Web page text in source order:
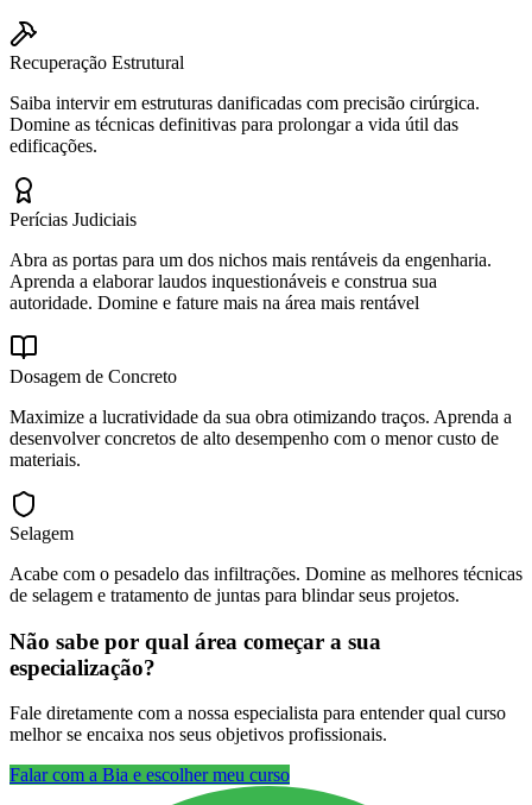
Recuperação Estrutural
Saiba intervir em estruturas danificadas com precisão cirúrgica.
Domine as técnicas definitivas para prolongar a vida útil das
edificações.
Perícias Judiciais
Abra as portas para um dos nichos mais rentáveis da engenharia.
Aprenda a elaborar laudos inquestionáveis e construa sua
autoridade. Domine e fature mais na área mais rentável
Dosagem de Concreto
Maximize a lucratividade da sua obra otimizando traços. Aprenda a
desenvolver concretos de alto desempenho com o menor custo de
materiais.
Selagem
Acabe com o pesadelo das infiltrações. Domine as melhores técnicas
de selagem e tratamento de juntas para blindar seus projetos.
Não sabe por qual área começar a sua
especialização?
Fale diretamente com a nossa especialista para entender qual curso
melhor se encaixa nos seus objetivos profissionais.
Falar com a Bia e escolher meu curso